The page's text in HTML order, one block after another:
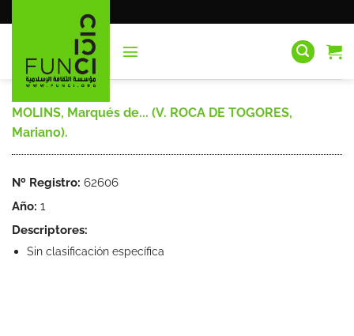
al
MOLINS, Marqués de... (V. ROCA DE TOGORES,
Mariano).
Nº Registro: 62606
Año: 1
Descriptores:
Sin clasificación específica